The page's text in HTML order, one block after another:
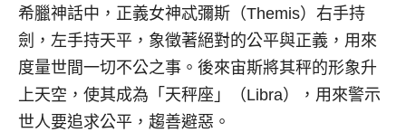
希臘神話中，正義女神忒彌斯（Themis）右手持
劍，左手持天平，象徵著絕對的公平與正義，用來
度量世間一切不公之事。後來宙斯將其秤的形象升
上天空，使其成為「天秤座」（Libra），用來警示
世人要追求公平，趨善避惡。